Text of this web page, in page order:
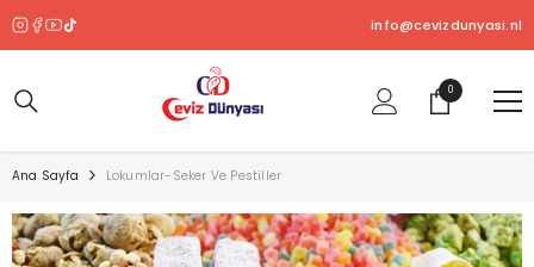
info@cevizdunyasi.nl
00
ürün
Ana Sayfa Lokumlar-Seker Ve Pestiller